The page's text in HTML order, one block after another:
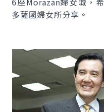
多薩國婦女所分享。